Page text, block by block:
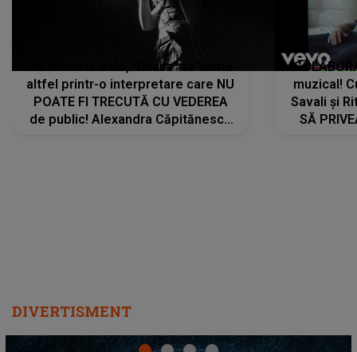
De această dată, "Dilaila" se simte
altfel printr-o interpretare care NU
POATE FI TRECUTĂ CU VEDEREA
de public! Alexandra Căpitănescu
muzical!
Savali și
SĂ
DIVERTISMENT